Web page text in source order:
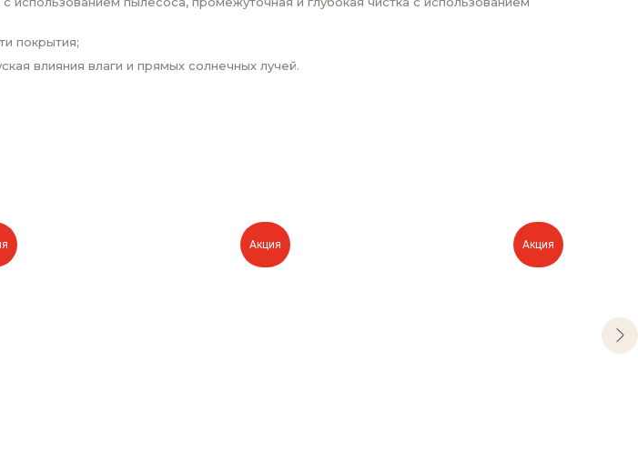
покрытия;
влияния влаги и прямых солнечных лучей.
Акция Акция